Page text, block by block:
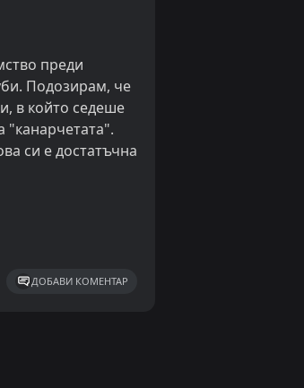
преди
Подозирам, че
в който седеше
"канарчетата".
си е достатъчна
ДОБАВИ КОМЕНТАР